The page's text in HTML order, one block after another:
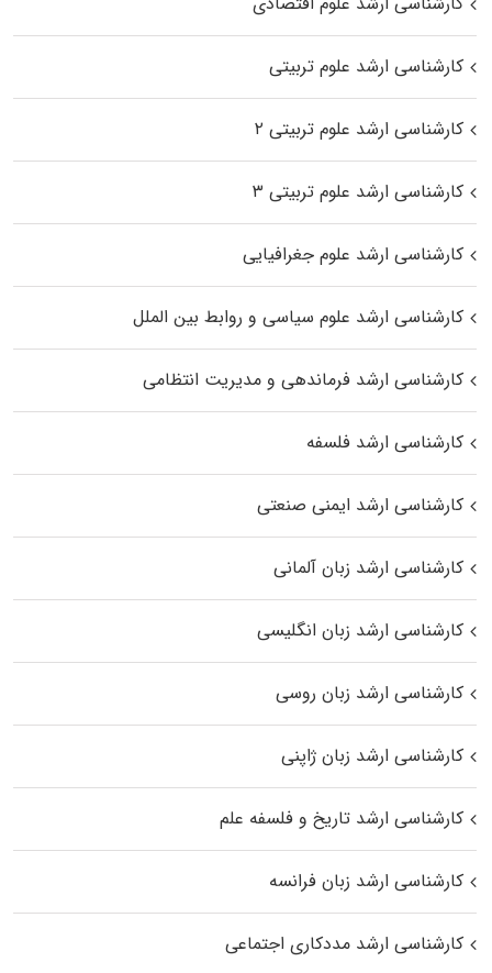
کارشناسی ارشد علوم تربیتی
کارشناسی ارشد علوم تربیتی ۲
کارشناسی ارشد علوم تربیتی ۳
کارشناسی ارشد علوم جغرافیایی
کارشناسی ارشد علوم سیاسی و روابط بین الملل
کارشناسی ارشد فرماندهی و مدیریت انتظامی
کارشناسی ارشد فلسفه
کارشناسی ارشد ایمنی صنعتی
کارشناسی ارشد زبان آلمانی
کارشناسی ارشد زبان انگلیسی
کارشناسی ارشد زبان روسی
کارشناسی ارشد زبان ژاپنی
کارشناسی ارشد تاریخ و فلسفه علم
کارشناسی ارشد زبان فرانسه
کارشناسی ارشد مددکاری اجتماعی